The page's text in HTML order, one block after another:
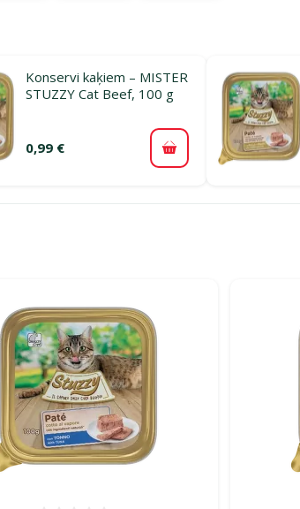
Konservi kaķiem – MISTER
STUZZY Cat Beef, 100 g
0,99 € Pievienot grozam